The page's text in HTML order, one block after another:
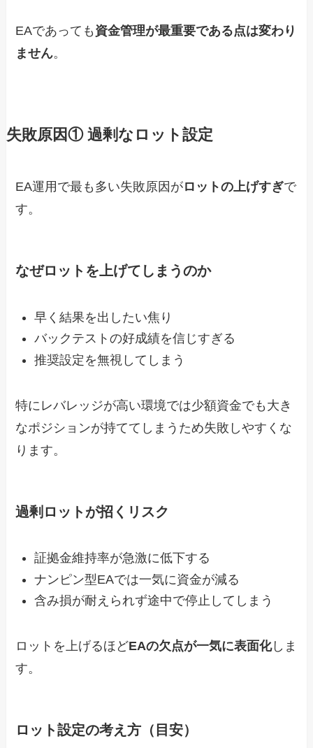
EAであっても 資金管理が最重要である点は変わり
ません。
失敗原因① 過剰なロット設定
EA運用で最も多い失敗原因がロットの上げすぎで
す。
なぜロットを上げてしまうのか
早く結果を出したい焦り
バックテストの好成績を信じすぎる
推奨設定を無視してしまう
特にレバレッジが高い環境では少額資金でも大き
なポジションが持ててしまうため失敗しやすくな
ります。
過剰ロットが招くリスク
証拠金維持率が急激に低下する
ナンピン型EAでは一気に資金が減る
含み損が耐えられず途中で停止してしまう
ロットを上げるほどEAの欠点が一気に表面化しま
す。
ロット設定の考え方（目安）